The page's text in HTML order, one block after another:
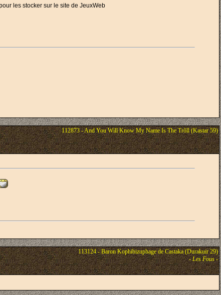
les stocker sur le site de JeuxWeb
112873 - And You Will Know My Name Is The Trõll (Kastar 59)
113124 - Baron Kophibizuphage de Castaka (Durakuir 29)
-Les Fous-